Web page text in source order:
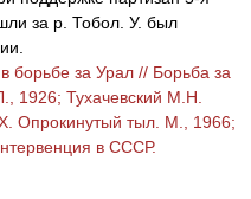
за р. Тобол. У. был
борьбе за Урал // Борьба за
1926; Тухачевский М.Н.
Опрокинутый тыл. М., 1966;
в СССР.